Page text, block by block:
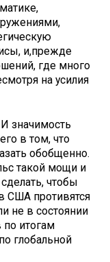
и,прежде
где много
на усилия
значимость
в том, что
обобщенно.
такой мощи и
чтобы
США противятся
не в состоянии
по итогам
глобальной